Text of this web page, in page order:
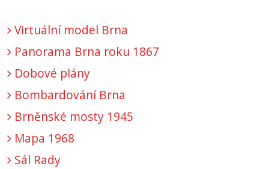
Virtuální model Brna
Panorama Brna roku 1867
Dobové plány
Bombardování Brna
Brněnské mosty 1945
Mapa 1968
Sál Rady